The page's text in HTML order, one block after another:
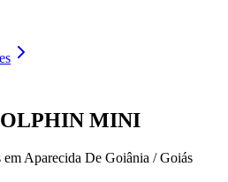
MINI
em Aparecida De Goiânia / Goiás